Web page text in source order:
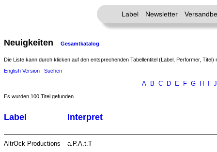
Label Newsletter
Neuigkeiten Gesamtkatalog
Die Liste kann durch klicken auf den entsprechenden Tabellentitel (Label, Performer,
English Version
Suchen
A B C D E F G H J
Es wurden 100 Titel gefunden.
Label Interpret
AltrOck Productions a.P.A.t.T